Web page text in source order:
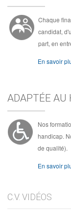
Chaque
candidat,
part, en
En savoir
ADAPTÉE AU
Nos
handicap.
de qualité).
En savoir
C.V. VIDÉOS